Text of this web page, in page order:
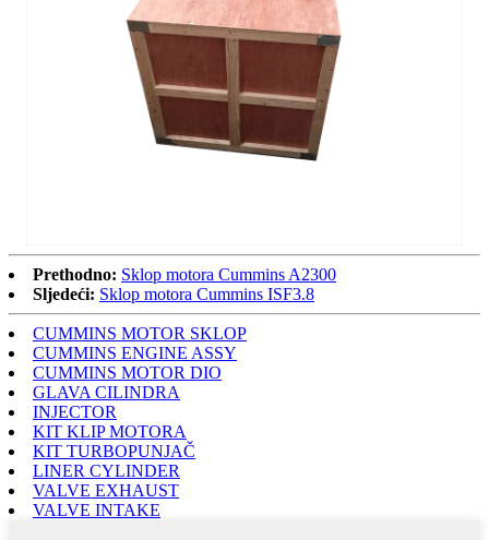
Prethodno: Sklop motora Cummins A2300
Sljedeći: Sklop motora Cummins ISF3.8
CUMMINS MOTOR SKLOP
CUMMINS ENGINE ASSY
CUMMINS MOTOR DIO
GLAVA CILINDRA
INJECTOR
KIT KLIP MOTORA
KIT TURBOPUNJAČ
LINER CYLINDER
VALVE EXHAUST
VALVE INTAKE